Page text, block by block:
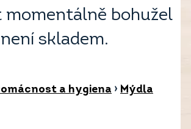
momentálně bohužel
není skladem.
a hygiena › Mýdla